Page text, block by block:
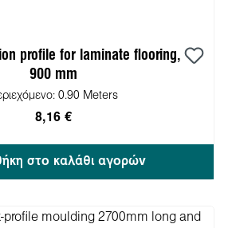
profile for laminate flooring,
900 mm
0.90 Meters
8,16 €
στο καλάθι αγορών